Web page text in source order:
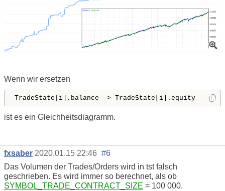
Wenn wir ersetzen
TradeState[i].balance -> TradeState[i].equity
ist es ein Gleichheitsdiagramm.
fxsaber 2020.01.15 22:46 #6
Das Volumen der Trades/Orders wird in tst falsch
geschrieben. Es wird immer so berechnet, als ob
SYMBOL_TRADE_CONTRACT_SIZE = 100 000.